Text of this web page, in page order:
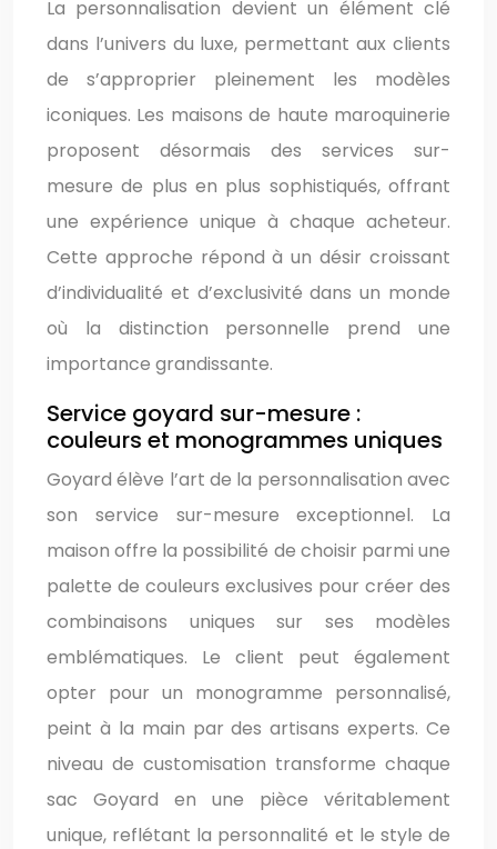
La personnalisation devient un élément clé
dans l’univers du luxe, permettant aux clients
de s’approprier pleinement les modèles
iconiques. Les maisons de haute maroquinerie
proposent désormais des services sur-
mesure de plus en plus sophistiqués, offrant
une expérience unique à chaque acheteur.
Cette approche répond à un désir croissant
d’individualité et d’exclusivité dans un monde
où la distinction personnelle prend une
importance grandissante.
Service goyard sur-mesure :
couleurs et monogrammes uniques
Goyard élève l’art de la personnalisation avec
son service sur-mesure exceptionnel. La
maison offre la possibilité de choisir parmi une
palette de couleurs exclusives pour créer des
combinaisons uniques sur ses modèles
emblématiques. Le client peut également
opter pour un monogramme personnalisé,
peint à la main par des artisans experts. Ce
niveau de customisation transforme chaque
sac Goyard en une pièce véritablement
unique, reflétant la personnalité et le style de